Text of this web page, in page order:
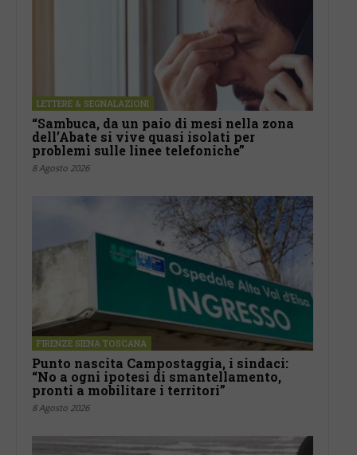
LETTERE & SEGNALAZIONI
“Sambuca, da un paio di mesi nella zona
dell’Abate si vive quasi isolati per
problemi sulle linee telefoniche”
8 Agosto 2026
FIRENZE SIENA TOSCANA
Punto nascita Campostaggia, i sindaci:
“No a ogni ipotesi di smantellamento,
pronti a mobilitare i territori”
8 Agosto 2026